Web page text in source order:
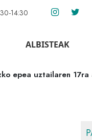
14:30
ALBISTEAK
epea uztailaren